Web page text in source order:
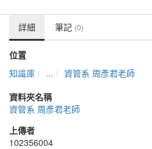
詳細 筆記 (0)
位置
知識庫
...
資管系 周彥君老師
資料夾名稱
資管系 周彥君老師
上傳者
102356004